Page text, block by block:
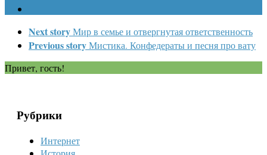
Next storyМир в семье и отвергнутая ответственность
Previous storyМистика. Конфедераты и песня про вату
Привет, гость!
Рубрики
Интернет